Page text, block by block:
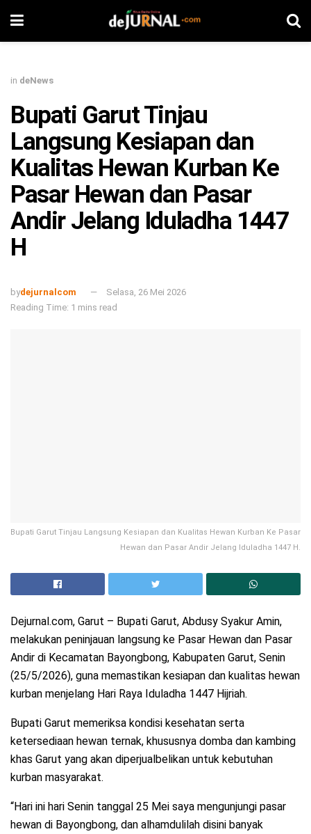
in deNews
Bupati Garut Tinjau
Langsung Kesiapan dan
Kualitas Hewan Kurban Ke
Pasar Hewan dan Pasar
Andir Jelang Iduladha 1447
H
bydejurnalcom
Selasa, 26 Mei 2026
Reading Time: 1 mins read
Bupati Garut Tinjau Langsung Kesiapan dan Kualitas Hewan Kurban Ke Pasar
Hewan dan Pasar Andir Jelang Iduladha 1447 H.
Dejurnal.com, Garut – Bupati Garut, Abdusy Syakur Amin,
melakukan peninjauan langsung ke Pasar Hewan dan Pasar
Andir di Kecamatan Bayongbong, Kabupaten Garut, Senin
(25/5/2026), guna memastikan kesiapan dan kualitas hewan
kurban menjelang Hari Raya Iduladha 1447 Hijriah.
Bupati Garut memeriksa kondisi kesehatan serta
ketersediaan hewan ternak, khususnya domba dan kambing
khas Garut yang akan diperjualbelikan untuk kebutuhan
kurban masyarakat.
“Hari ini hari Senin tanggal 25 Mei saya mengunjungi pasar
hewan di Bayongbong, dan alhamdulilah disini banyak